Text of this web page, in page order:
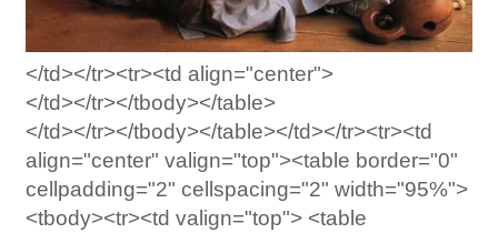
</td></tr><tr><td align="center">
</td></tr></tbody></table>
</td></tr></tbody></table></td></tr><tr><td
align="center" valign="top"><table border="0"
cellpadding="2" cellspacing="2" width="95%">
<tbody><tr><td valign="top"> <table